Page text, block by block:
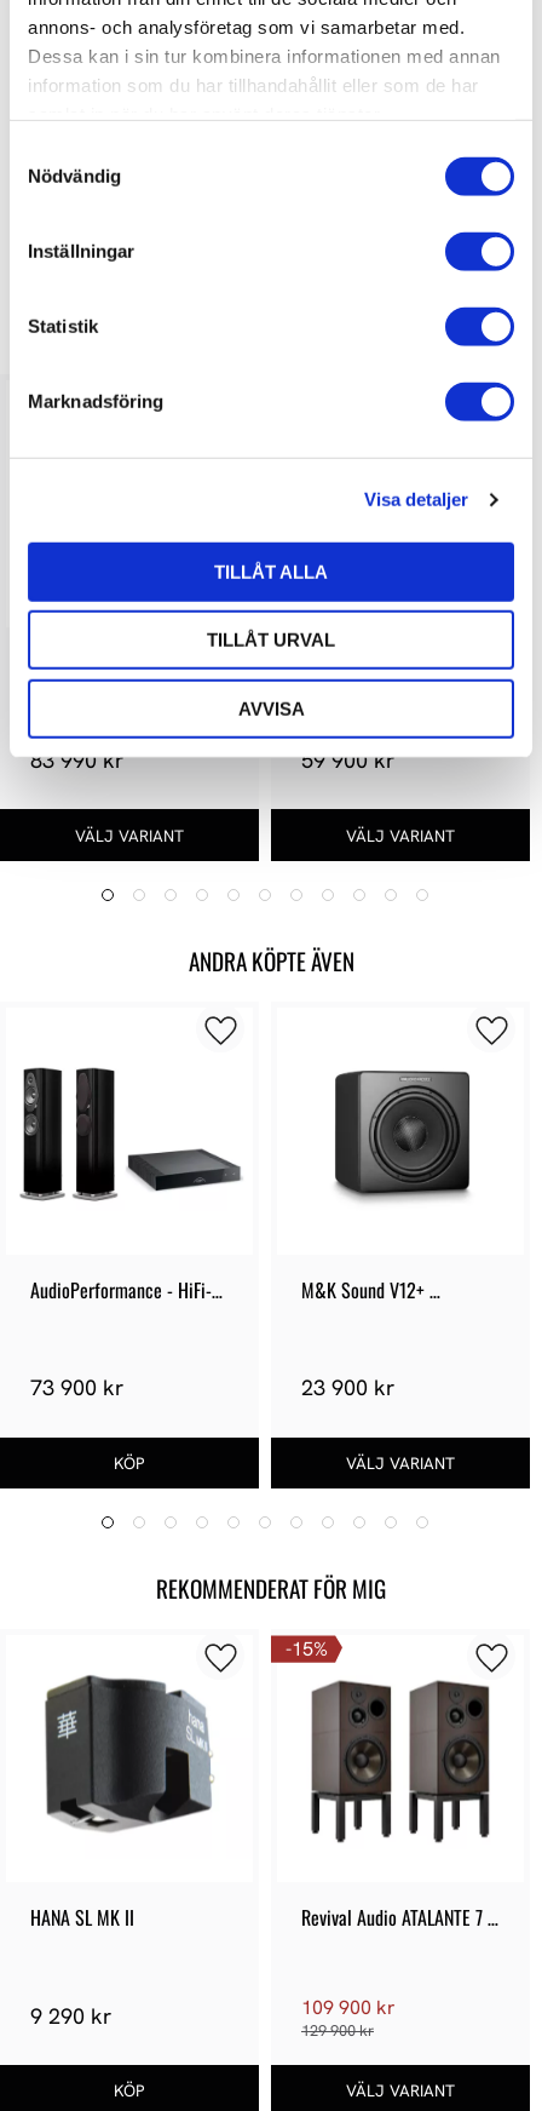
annons- och analysföretag som vi samarbetar med.
Dessa kan i sin tur kombinera informationen med annan
information som du har tillhandahållit eller som de har
Nödvändig
Inställningar
Statistik
Marknadsföring
Visa detaljer
TILLÅT ALLA
TILLÅT URVAL
AVVISA
Du
Klipsch Forte IV
83 990 kr
Klipsch HERESY IV
59 900 kr
ANDRA KÖPTE ÄVEN
AudioPerformance - HiFi-
73 900 kr
M&K Sound V12+
23 900 kr
REKOMMENDERAT FÖR MIG
HANA SL MK II
9 290 kr
Revival Audio ATALANTE 7
109 900 kr
129 900 kr
15%